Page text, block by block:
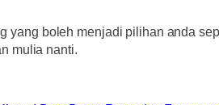
boleh menjadi pilihan anda
mulia nanti.